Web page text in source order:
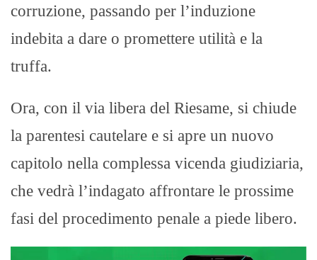
corruzione, passando per l’induzione
indebita a dare o promettere utilità e la
truffa.
Ora, con il via libera del Riesame, si chiude
la parentesi cautelare e si apre un nuovo
capitolo nella complessa vicenda giudiziaria,
che vedrà l’indagato affrontare le prossime
fasi del procedimento penale a piede libero.